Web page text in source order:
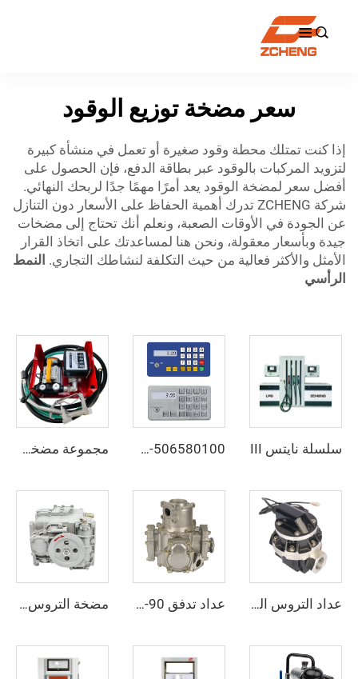

سعر مضخة توزيع الوقود
إذا كنت تمتلك محطة وقود صغيرة أو تعمل في منشأة كبيرة
لتزويد المركبات بالوقود عبر بطاقة الدفع، فإن الحصول على
أفضل سعر لمضخة الوقود يعد أمرًا مهمًا جدًا لربحك النهائي.
شركة ZCHENG تدرك أهمية الحفاظ على الأسعار دون التنازل
عن الجودة في الأوقات الصعبة، ونعلم أنك تحتاج إلى مضخات
جيدة وبأسعار معقولة، ونحن هنا لمساعدتك على اتخاذ القرار
الأمثل والأكثر فعالية من حيث التكلفة لنشاطك التجاري. النمط
الرأسي
سلسلة نايتس III ZCP-YB-506580100 مجموعة مضخة التحويل الكهربائية ZCETP-60L
عداد التروس البيضوية ZCOGM-P عداد تدفق ZCM-90 مضخة التروس ZCP-90